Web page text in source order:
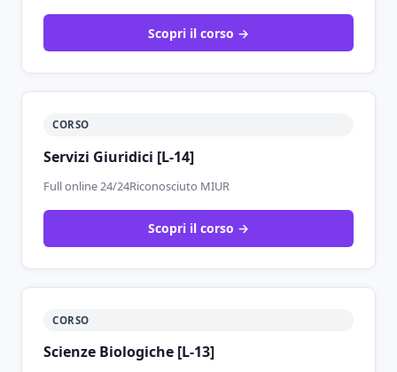
Scopri il corso →
CORSO
Servizi Giuridici [L-14]
Full online 24/24Riconosciuto MIUR
Scopri il corso →
CORSO
Scienze Biologiche [L-13]